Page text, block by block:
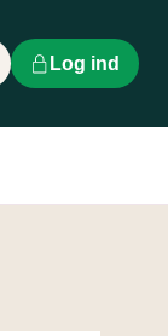
Log ind